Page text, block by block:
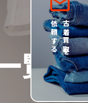
覧
古着買取を
依頼する